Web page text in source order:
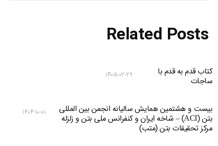
Related Posts
کتاب قدم به قدم با
ساجات
۱۴۰۵-۰۲-۲۹
بیست و هشتمین همایش سالیانه انجمن بین المللی
بتن (ACI) – شاخه ایران و کنفرانس ملی بتن و زلزله
مرکز تحقیقات بتن (متب)
۱۴۰۴-۱۰-۰۱